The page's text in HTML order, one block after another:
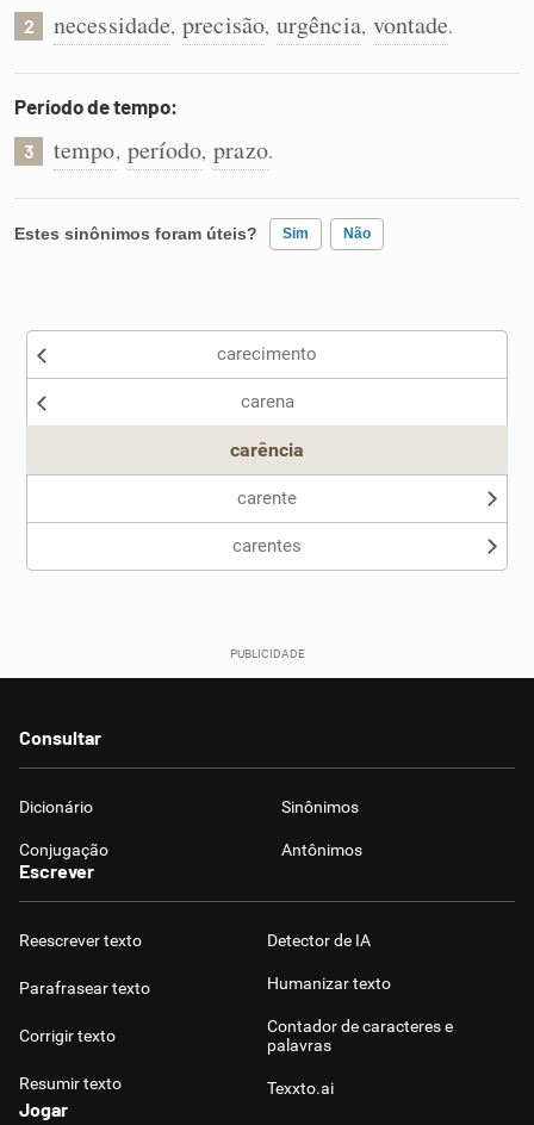
Dicionário
Sinônimos
2 necessidade, precisão, urgência, vontade.
Período de tempo:
3 tempo, período, prazo.
Estes sinônimos foram úteis? Sim Não
Nenhum dos sinônimos apresentados me ajudou
carecimento
carena
carência
carente
carentes
Consultar
Dicionário Sinônimos
Conjugação Antônimos
Escrever
Reescrever texto
Parafrasear texto
Corrigir texto
Resumir texto
Detector de IA
Humanizar texto
Contador de caracteres e
palavras
Texxto.ai
Jogar